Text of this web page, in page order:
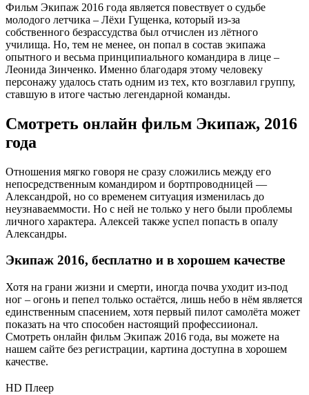
Фильм Экипаж 2016 года является повествует о судьбе
молодого летчика – Лёхи Гущенка, который из-за
собственного безрассудства был отчислен из лётного
училища. Но, тем не менее, он попал в состав экипажа
опытного и весьма принципиального командира в лице –
Леонида Зинченко. Именно благодаря этому человеку
персонажу удалось стать одним из тех, кто возглавил группу,
ставшую в итоге частью легендарной команды.
Смотреть онлайн фильм Экипаж, 2016
года
Отношения мягко говоря не сразу сложились между его
непосредственным командиром и бортпроводницей —
Александрой, но со временем ситуация изменилась до
неузнаваеммости. Но с ней не только у него были проблемы
личного характера. Алексей также успел попасть в опалу
Александры.
Экипаж 2016, бесплатно и в хорошем качестве
Хотя на грани жизни и смерти, иногда почва уходит из-под
ног – огонь и пепел только остаётся, лишь небо в нём является
единственным спасением, хотя первый пилот самолёта может
показать на что способен настоящий профессиионал.
Смотреть онлайн фильм Экипаж 2016 года, вы можете на
нашем сайте без регистрации, картина доступна в хорошем
качестве.
HD Плеер